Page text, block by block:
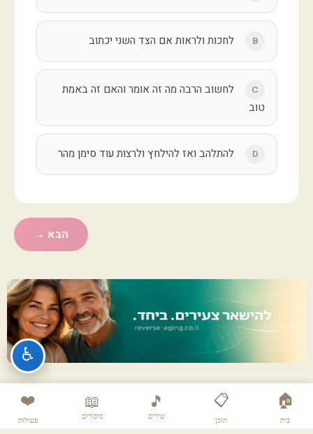
B
C
לחשוב הרבה מה זה אומר והאם זה באמת
טוב
D
הבא →
🏠
בית
📋
תוכן
🎵
שירים
📖
סיפורים
❤️
פעולות
♿